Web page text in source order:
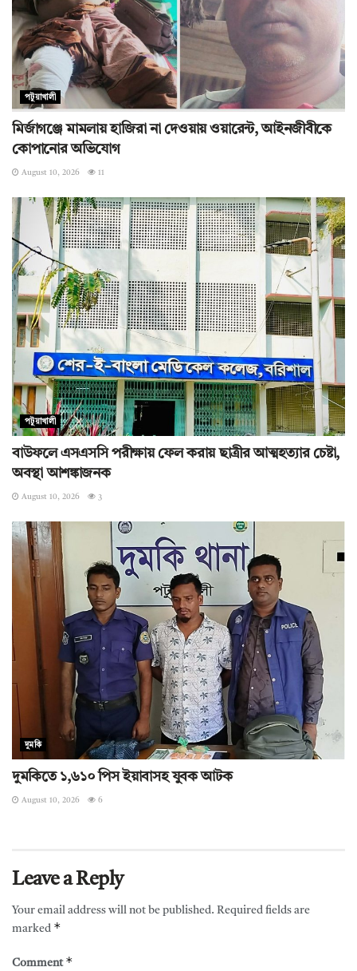
পটুয়াখালী
মির্জাগঞ্জে মামলায় হাজিরা না দেওয়ায় ওয়ারেন্ট, আইনজীবীকে
কোপানোর অভিযোগ
August 10, 2026 11
পটুয়াখালী
বাউফলে এসএসসি পরীক্ষায় ফেল করায় ছাত্রীর আত্মহত্যার চেষ্টা,
অবস্থা আশঙ্কাজনক
August 10, 2026 3
দুমকি
দুমকিতে ১,৬১০ পিস ইয়াবাসহ যুবক আটক
August 10, 2026 6
Leave a Reply
Your email address will not be published. Required fields are
marked *
Comment *